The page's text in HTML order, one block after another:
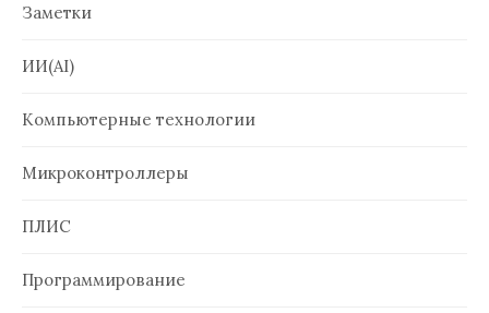
Заметки
ИИ(AI)
Компьютерные технологии
Микроконтроллеры
ПЛИС
Программирование